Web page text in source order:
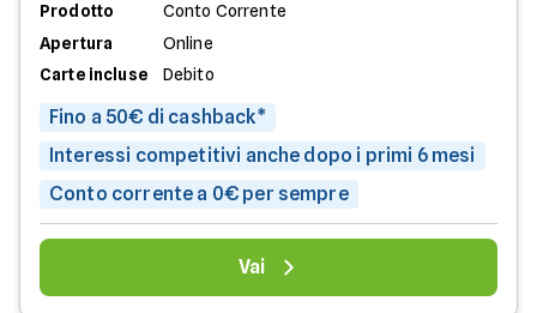
Prodotto
Conto Corrente
Apertura
Online
Carte incluse
Debito
Fino a 50€ di cashback*
Interessi competitivi anche dopo i primi 6 mesi
Conto corrente a 0€ per sempre
Vai